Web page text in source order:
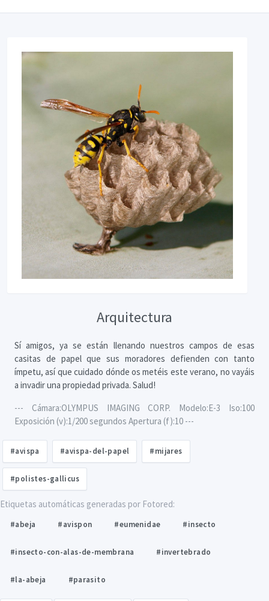
Arquitectura
Sí amigos, ya se están llenando nuestros campos de esas
casitas de papel que sus moradores defienden con tanto
ímpetu, así que cuidado dónde os metéis este verano, no vayáis
a invadir una propiedad privada. Salud!
--- Cámara:OLYMPUS IMAGING CORP. Modelo:E-3 Iso:100
Exposición (v):1/200 segundos Apertura (f):10 ---
#avispa #avispa-del-papel #mijares
#polistes-gallicus
Etiquetas automáticas generadas por Fotored:
#abeja #avispon #eumenidae #insecto
#insecto-con-alas-de-membrana #invertebrado
#la-abeja #parasito